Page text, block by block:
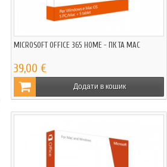
MICROSOFT OFFICE 365 HOME - ПК ТА MAC
39,00 €
Додати в кошик